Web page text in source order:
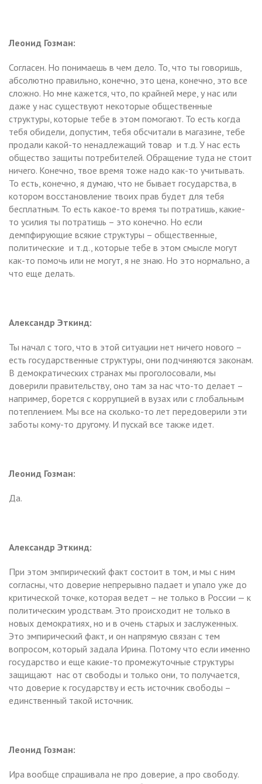
Леонид Гозман:
Согласен. Но понимаешь в чем дело. То, что ты говоришь,
абсолютно правильно, конечно, это цена, конечно, это все
сложно. Но мне кажется, что, по крайней мере, у нас или
даже у нас существуют некоторые общественные
структуры, которые тебе в этом помогают. То есть когда
тебя обидели, допустим, тебя обсчитали в магазине, тебе
продали какой-то ненадлежащий товар и т.д. У нас есть
общество защиты потребителей. Обращение туда не стоит
ничего. Конечно, твое время тоже надо как-то учитывать.
То есть, конечно, я думаю, что не бывает государства, в
котором восстановление твоих прав будет для тебя
бесплатным. То есть какое-то время ты потратишь, какие-
то усилия ты потратишь – это конечно. Но если
демпфирующие всякие структуры – общественные,
политические и т.д., которые тебе в этом смысле могут
как-то помочь или не могут, я не знаю. Но это нормально, а
что еще делать.
Александр Эткинд:
Ты начал с того, что в этой ситуации нет ничего нового –
есть государственные структуры, они подчиняются законам.
В демократических странах мы проголосовали, мы
доверили правительству, оно там за нас что-то делает –
например, борется с коррупцией в вузах или с глобальным
потеплением. Мы все на сколько-то лет передоверили эти
заботы кому-то другому. И пускай все также идет.
Леонид Гозман:
Да.
Александр Эткинд:
При этом эмпирический факт состоит в том, и мы с ним
согласны, что доверие непрерывно падает и упало уже до
критической точке, которая ведет – не только в России — к
политическим уродствам. Это происходит не только в
новых демократиях, но и в очень старых и заслуженных.
Это эмпирический факт, и он напрямую связан с тем
вопросом, который задала Ирина. Потому что если именно
государство и еще какие-то промежуточные структуры
защищают нас от свободы и только они, то получается,
что доверие к государству и есть источник свободы –
единственный такой источник.
Леонид Гозман:
Ира вообще спрашивала не про доверие, а про свободу.